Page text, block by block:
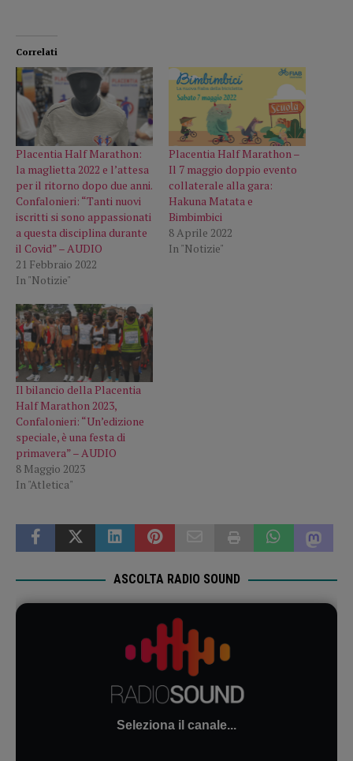
Correlati
Placentia Half Marathon:
la maglietta 2022 e l’attesa
per il ritorno dopo due anni.
Confalonieri: “Tanti nuovi
iscritti si sono appassionati
a questa disciplina durante
il Covid” – AUDIO
21 Febbraio 2022
In "Notizie"
Placentia Half Marathon –
Il 7 maggio doppio evento
collaterale alla gara:
Hakuna Matata e
Bimbimbici
8 Aprile 2022
In "Notizie"
Il bilancio della Placentia
Half Marathon 2023,
Confalonieri: “Un’edizione
speciale, è una festa di
primavera” – AUDIO
8 Maggio 2023
In "Atletica"
ASCOLTA RADIO SOUND
Seleziona il canale...